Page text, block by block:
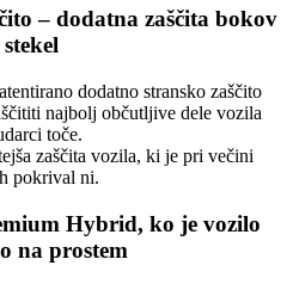
– dodatna zaščita bokov
dodatno stransko zaščito
najbolj občutljive dele vozila
toče.
zaščita vozila, ki je pri večini
pokrival ni.
Hybrid, ko je vozilo
na prostem